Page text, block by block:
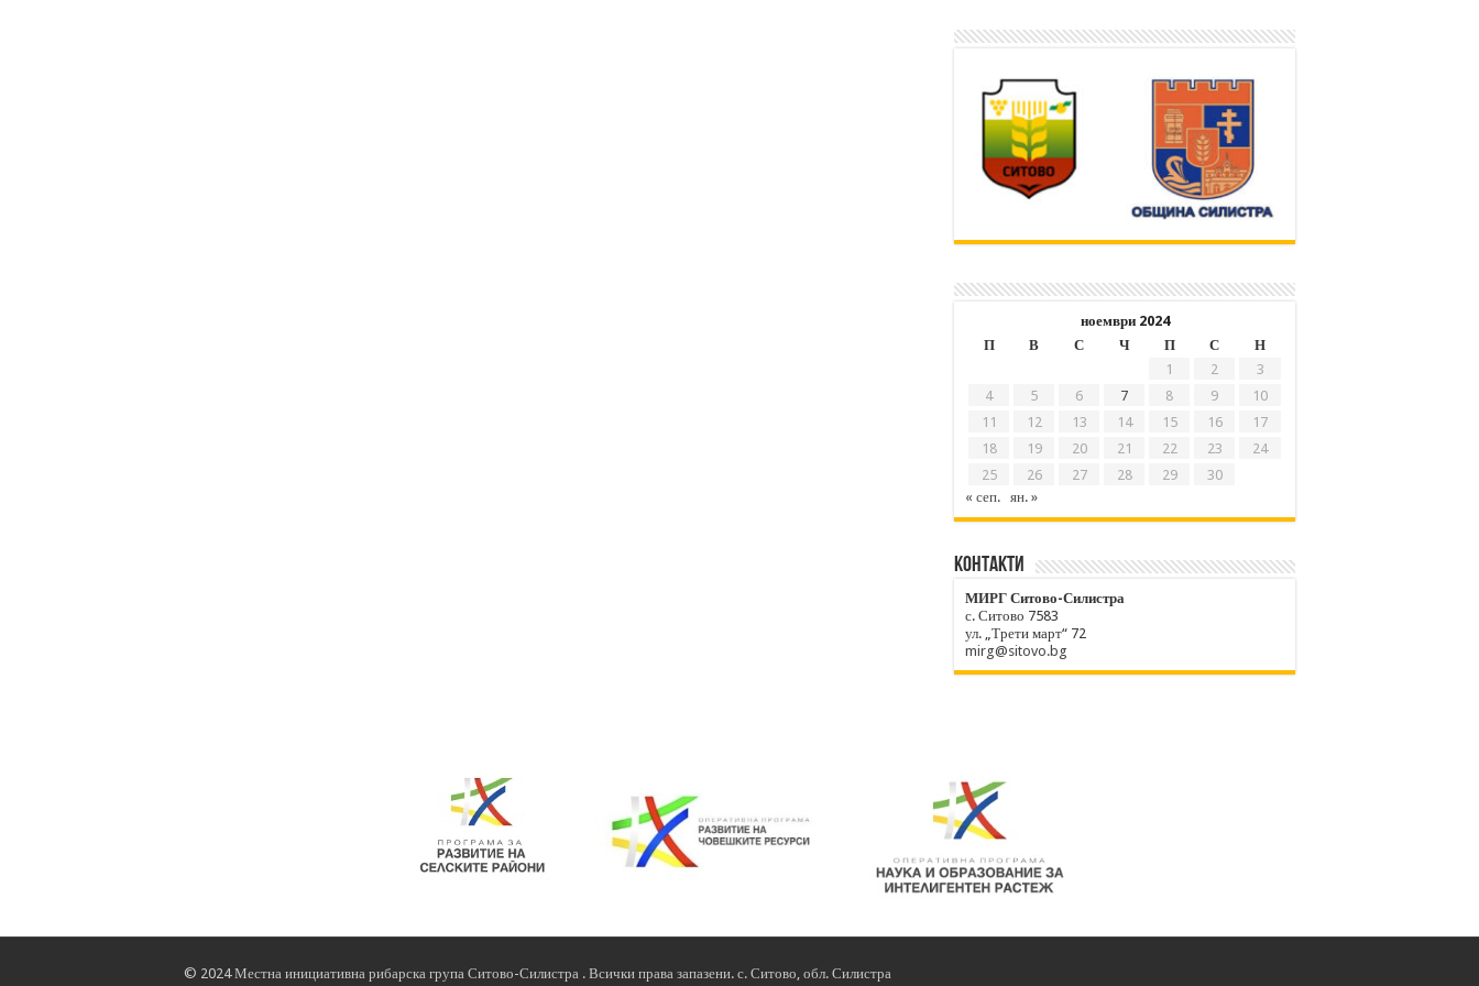
ноември 2024
П
В С Ч П С
Н
1
2
3
4
5 6 7 8 9
10
11
12 13 14 15 16
17
18
19 20 21 22 23
24
25
26 27 28 29
30
« сеп. ян. »
КОНТАКТИ
МИРГ Ситово-Силистра
с. Ситово 7583
ул. „Трети март“ 72
mirg@sitovo.bg
© 2024 Местна инициативна рибарска група Ситово-Силистра . Всички права запазени. с. Ситово, обл. Силистра